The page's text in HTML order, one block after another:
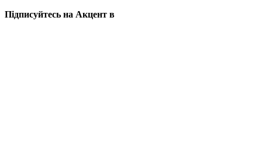
Підписуйтесь на Акцент в